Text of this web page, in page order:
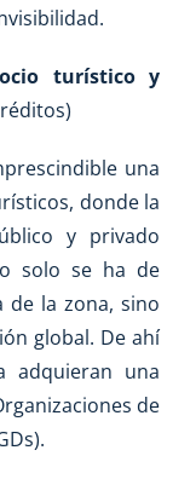
turístico y
una
donde la
y privado
solo se ha de
la zona, sino
global. De ahí
adquieran una
de